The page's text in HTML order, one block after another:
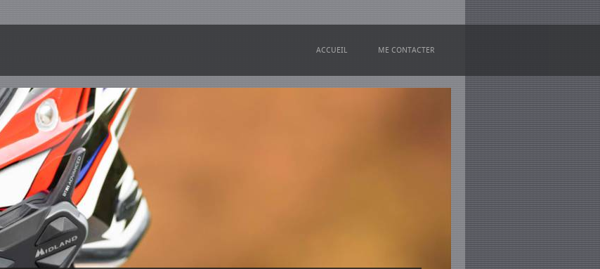
ACCUEIL ME CONTACTER